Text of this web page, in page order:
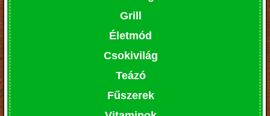
Grill
Életmód
Csokivilág
Teázó
Fűszerek